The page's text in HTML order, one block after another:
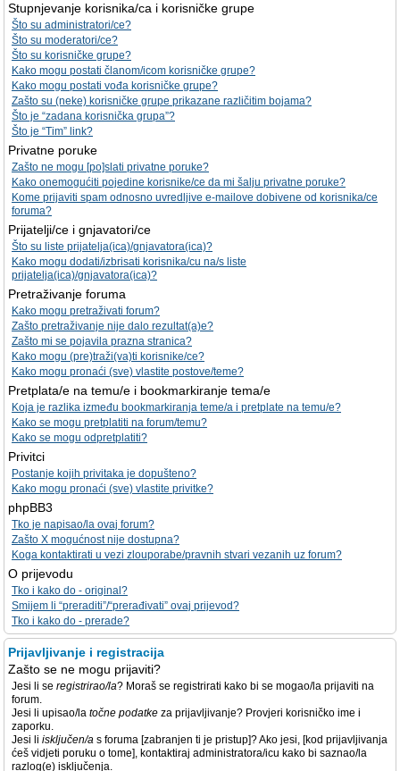
Stupnjevanje korisnika/ca i korisničke grupe
Što su administratori/ce?
Što su moderatori/ce?
Što su korisničke grupe?
Kako mogu postati članom/icom korisničke grupe?
Kako mogu postati vođa korisničke grupe?
Zašto su (neke) korisničke grupe prikazane različitim bojama?
Što je “zadana korisnička grupa”?
Što je “Tim” link?
Privatne poruke
Zašto ne mogu [po]slati privatne poruke?
Kako onemogućiti pojedine korisnike/ce da mi šalju privatne poruke?
Kome prijaviti spam odnosno uvredljive e-mailove dobivene od korisnika/ce
foruma?
Prijatelji/ce i gnjavatori/ce
Što su liste prijatelja(ica)/gnjavatora(ica)?
Kako mogu dodati/izbrisati korisnika/cu na/s liste
prijatelja(ica)/gnjavatora(ica)?
Pretraživanje foruma
Kako mogu pretraživati forum?
Zašto pretraživanje nije dalo rezultat(a)e?
Zašto mi se pojavila prazna stranica?
Kako mogu (pre)traži(va)ti korisnike/ce?
Kako mogu pronaći (sve) vlastite postove/teme?
Pretplata/e na temu/e i bookmarkiranje tema/e
Koja je razlika između bookmarkiranja teme/a i pretplate na temu/e?
Kako se mogu pretplatiti na forum/temu?
Kako se mogu odpretplatiti?
Privitci
Postanje kojih privitaka je dopušteno?
Kako mogu pronaći (sve) vlastite privitke?
phpBB3
Tko je napisao/la ovaj forum?
Zašto X mogućnost nije dostupna?
Koga kontaktirati u vezi zlouporabe/pravnih stvari vezanih uz forum?
O prijevodu
Tko i kako do - original?
Smijem li “preraditi”/“prerađivati” ovaj prijevod?
Tko i kako do - prerade?
Prijavljivanje i registracija
Zašto se ne mogu prijaviti?
Jesi li se registrirao/la? Moraš se registrirati kako bi se mogao/la prijaviti na
forum.
Jesi li upisao/la točne podatke za prijavljivanje? Provjeri korisničko ime i
zaporku.
Jesi li isključen/a s foruma [zabranjen ti je pristup]? Ako jesi, [kod prijavljivanja
ćeš vidjeti poruku o tome], kontaktiraj administratora/icu kako bi saznao/la
razlog(e) isključenja.